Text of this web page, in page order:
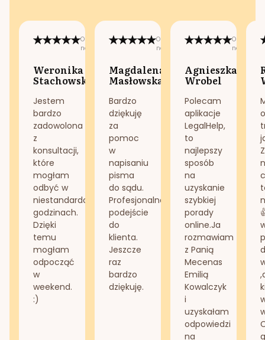
Opublikowano
na:
Weronika
Stachowska
Jestem
bardzo
zadowolona
z
konsultacji,
które
mogłam
odbyć w
niestandardowych
godzinach.
Dzięki
temu
mogłam
odpocząć
w
weekend.
:)
Opublikowano
na:
Magdalena
Masłowska
Bardzo
dziękuję
za
pomoc
w
napisaniu
pisma
do sądu.
Profesjonalne
podejście
do
klienta.
Jeszcze
raz
bardzo
dziękuję.
na:
Agnieszka
Wrobel
Polecam
aplikacje
LegalHelp,
to
najlepszy
sposób
na
uzyskanie
szybkiej
porady
online.Ja
rozmawiam
z Panią
Mecenas
Emilią
Kowalczyk
i
uzyskałam
odpowiedzi
na